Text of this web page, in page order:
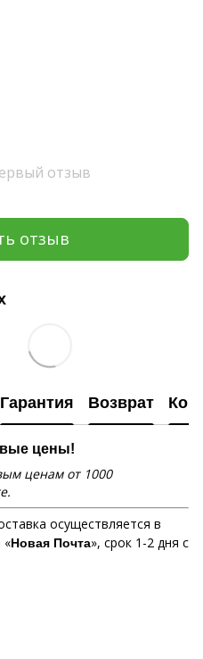
отзыв
отзыв
Гарантия Возврат
цены!
ценам от 1000
осуществляется в
«Новая Почта», срок 1-2 дня с